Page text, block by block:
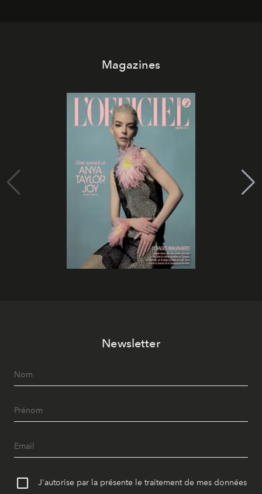
Magazines
Newsletter
J'autorise par la présente le traitement de mes données